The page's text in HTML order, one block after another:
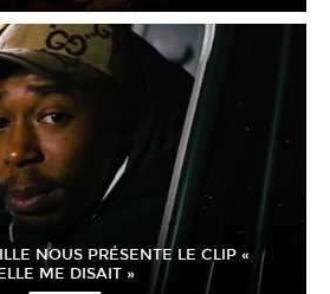
NOUS PRÉSENTE LE CLIP «
ME DISAIT »